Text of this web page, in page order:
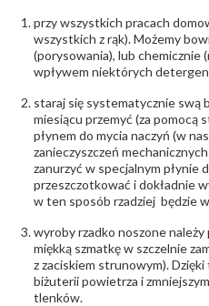
ostrzeżenia:
przy wszystkich pracach
wszystkich z rąk). Możemy
(porysowania), lub chemicznie
wpływem niektórych
staraj się systematycznie swą
miesiącu przemyć (za pomocą
płynem do mycia naczyń (w
zanieczyszczeń
zanurzyć w specjalnym płynie
przeszczotkować i dokładnie
w ten sposób rzadziej będzie
wyroby rzadko noszone
miękką szmatkę w szczelnie
z zaciskiem strunowym).
biżuterii powietrza i
tlenków.